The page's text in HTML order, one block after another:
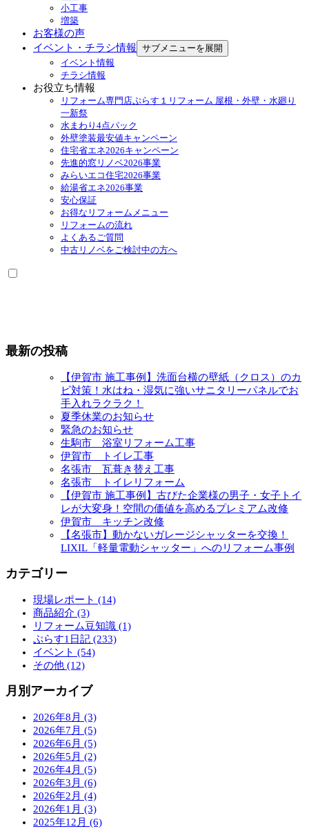
小工事
増築
お客様の声
イベント・チラシ情報 サブメニューを展開
イベント情報
チラシ情報
お役立ち情報
リフォーム専門店ぷらす１リフォーム 屋根・外壁・水廻り
一新祭
水まわり4点パック
外壁塗装最安値キャンペーン
住宅省エネ2026キャンペーン
先進的窓リノベ2026事業
みらいエコ住宅2026事業
給湯省エネ2026事業
安心保証
お得なリフォームメニュー
リフォームの流れ
よくあるご質問
中古リノベをご検討中の方へ
最新の投稿
【伊賀市 施工事例】洗面台横の壁紙（クロス）のカ
ビ対策！水はね・湿気に強いサニタリーパネルでお
手入れラクラク！
夏季休業のお知らせ
緊急のお知らせ
生駒市 浴室リフォーム工事
伊賀市 トイレ工事
名張市 瓦葺き替え工事
名張市 トイレリフォーム
【伊賀市 施工事例】古びた企業様の男子・女子トイ
レが大変身！空間の価値を高めるプレミアム改修
伊賀市 キッチン改修
【名張市】動かないガレージシャッターを交換！
LIXIL「軽量電動シャッター」へのリフォーム事例
カテゴリー
現場レポート (14)
商品紹介 (3)
リフォーム豆知識 (1)
ぷらす1日記 (233)
イベント (54)
その他 (12)
月別アーカイブ
2026年8月 (3)
2026年7月 (5)
2026年6月 (5)
2026年5月 (2)
2026年4月 (5)
2026年3月 (6)
2026年2月 (4)
2026年1月 (3)
2025年12月 (6)